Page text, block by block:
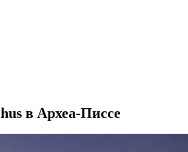
в Археа-Писсе